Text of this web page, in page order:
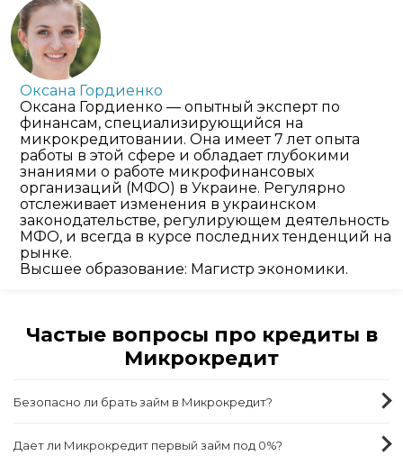
Оксана Гордиенко
Оксана Гордиенко — опытный эксперт по
финансам, специализирующийся на
микрокредитовании. Она имеет 7 лет опыта
работы в этой сфере и обладает глубокими
знаниями о работе микрофинансовых
организаций (МФО) в Украине. Регулярно
отслеживает изменения в украинском
законодательстве, регулирующем деятельность
МФО, и всегда в курсе последних тенденций на
рынке.
Высшее образование: Магистр экономики.
Частые вопросы про кредиты в
Микрокредит
Безопасно ли брать займ в Микрокредит?
Дает ли Микрокредит первый займ под 0%?